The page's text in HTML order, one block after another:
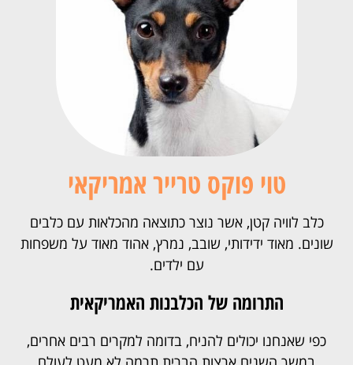
טוי פוקס טרייר אמריקאי
כלב לוויה קטן, אשר נוצר כתוצאה מהכלאות עם כלבים
שונים. מאוד ידידותי, שובב, נמרץ, אהוד מאוד על משפחות
עם ילדים.
התרומה של הכלבנות האמריקאית
כפי שאנחנו יכולים להניח, בדומה למקרים רבים אחרים,